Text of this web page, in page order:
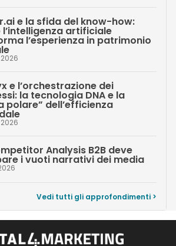
e la sfida del know-how:
artificiale
l’esperienza in patrimonio
e l’orchestrazione dei
la tecnologia DNA e la
polare” dell’efficienza
Analysis B2B deve
i vuoti narrativi dei media
Vedi tutti gli approfondimenti >